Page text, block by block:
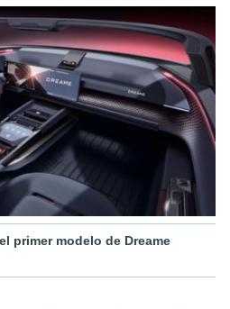
primer modelo de Dreame